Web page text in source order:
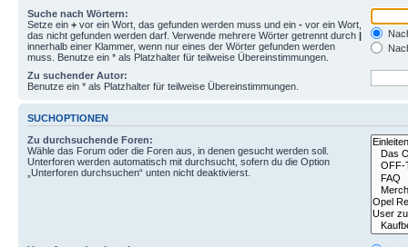
Suche nach Wörtern:
Setze ein + vor ein Wort, das gefunden werden muss und ein - vor ein Wort,
das nicht gefunden werden darf. Verwende mehrere Wörter getrennt durch |
innerhalb einer Klammer, wenn nur eines der Wörter gefunden werden
muss. Benutze ein * als Platzhalter für teilweise Übereinstimmungen.
Zu suchender Autor:
Benutze ein * als Platzhalter für teilweise Übereinstimmungen.
SUCHOPTIONEN
Zu durchsuchende Foren:
Wähle das Forum oder die Foren aus, in denen gesucht werden soll.
Unterforen werden automatisch mit durchsucht, sofern du die Option
„Unterforen durchsuchen“ unten nicht deaktivierst.